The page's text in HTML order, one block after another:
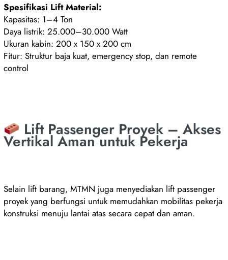
Spesifikasi Lift Material:
Kapasitas: 1–4 Ton
Daya listrik: 25.000–30.000 Watt
Ukuran kabin: 200 x 150 x 200 cm
Fitur: Struktur baja kuat, emergency stop, dan remote
control
Lift Passenger Proyek – Akses
Vertikal Aman untuk Pekerja
Selain lift barang, MTMN juga menyediakan lift passenger
proyek yang berfungsi untuk memudahkan mobilitas pekerja
konstruksi menuju lantai atas secara cepat dan aman.